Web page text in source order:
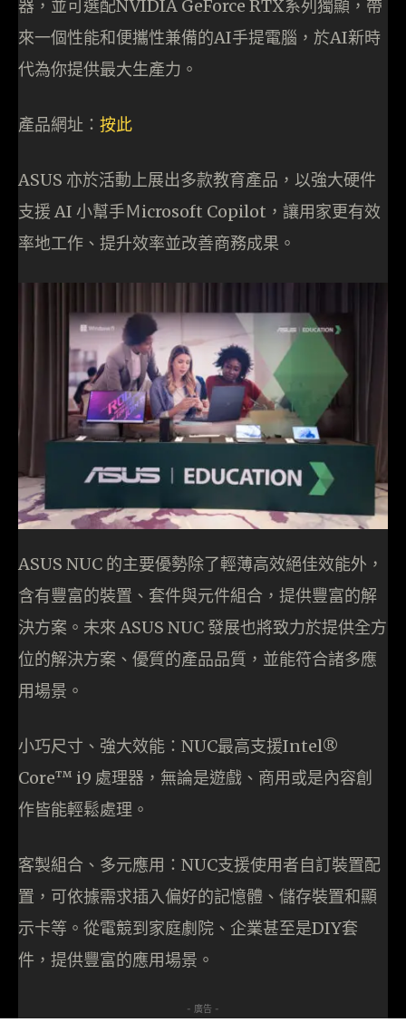
器，並可選配NVIDIA GeForce RTX系列獨顯，帶
來一個性能和便攜性兼備的AI手提電腦，於AI新時
代為你提供最大生產力。
產品網址： 按此
ASUS 亦於活動上展出多款教育產品，以強大硬件
支援 AI 小幫手Ｍicrosoft Copilot，讓用家更有效
率地工作、提升效率並改善商務成果。
ASUS NUC 的主要優勢除了輕薄高效絕佳效能外，
含有豐富的裝置、套件與元件組合，提供豐富的解
決方案。未來 ASUS NUC 發展也將致力於提供全方
位的解決方案、優質的產品品質，並能符合諸多應
用場景。
小巧尺寸、強大效能：NUC最高支援Intel®
Core™ i9 處理器，無論是遊戲、商用或是內容創
作皆能輕鬆處理。
客製組合、多元應用：NUC支援使用者自訂裝置配
置，可依據需求插入偏好的記憶體、儲存裝置和顯
示卡等。從電競到家庭劇院、企業甚至是DIY套
件，提供豐富的應用場景。
- 廣告 -